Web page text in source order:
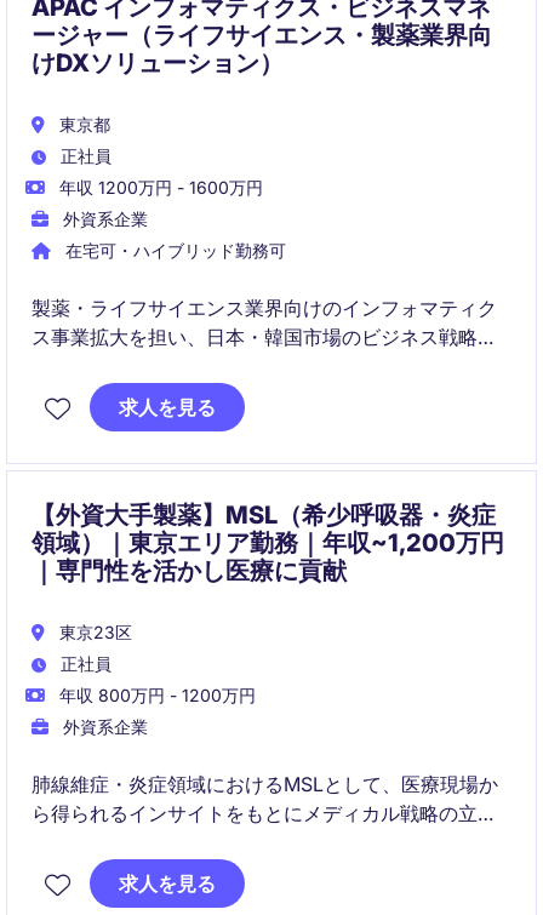
APAC インフォマティクス・ビジネスマネ
ージャー（ライフサイエンス・製薬業界向
けDXソリューション）
東京都
正社員
年収 1200万円 - 1600万円
外資系企業
在宅可・ハイブリッド勤務可
製薬・ライフサイエンス業界向けのインフォマティク
ス事業拡大を担い、日本・韓国市場のビジネス戦略を
ームと連携しながら、売上成長、顧客価値向上、組織
変革を推進するマネジメントポジションです。
求人を見る
【外資大手製薬】MSL（希少呼吸器・炎症
領域）｜東京エリア勤務｜年収~1,200万円
｜専門性を活かし医療に貢献
東京23区
正社員
年収 800万円 - 1200万円
外資系企業
肺線維症・炎症領域におけるMSLとして、医療現場か
ら得られるインサイトをもとにメディカル戦略の立
ダーと連携しながら、上市前活動からエビデンス創出
まで幅広く関与できるポジションです。
求人を見る